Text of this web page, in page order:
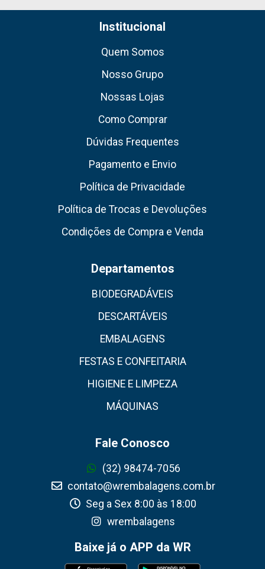
Institucional
Quem Somos
Nosso Grupo
Nossas Lojas
Como Comprar
Dúvidas Frequentes
Pagamento e Envio
Política de Privacidade
Política de Trocas e Devoluções
Condições de Compra e Venda
Departamentos
BIODEGRADÁVEIS
DESCARTÁVEIS
EMBALAGENS
FESTAS E CONFEITARIA
HIGIENE E LIMPEZA
MÁQUINAS
Fale Conosco
(32) 98474-7056
contato@wrembalagens.com.br
Seg a Sex 8:00 às 18:00
wrembalagens
Baixe já o APP da WR